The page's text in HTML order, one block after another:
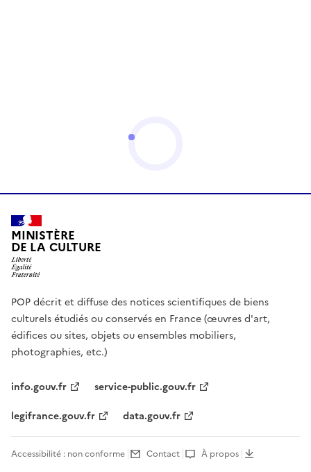
MINISTÈRE
DE LA CULTURE
POP décrit et diffuse des notices scientifiques de biens
culturels étudiés ou conservés en France (œuvres d'art,
édifices ou sites, objets ou ensembles mobiliers,
photographies, etc.)
info.gouv.fr
service-public.gouv.fr
legifrance.gouv.fr
data.gouv.fr
Accessibilité : non conforme Contact À propos